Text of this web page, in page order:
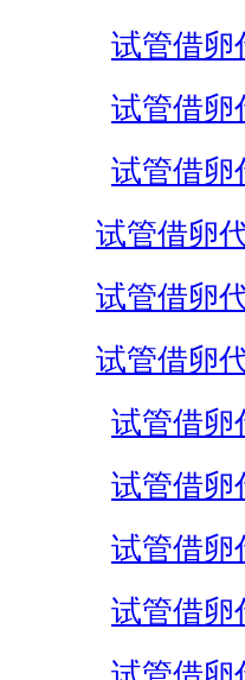
试管借卵
试管借卵
试管借卵
试管借卵
试管借卵
试管借卵
试管借卵
试管借卵
试管借卵
试管借卵